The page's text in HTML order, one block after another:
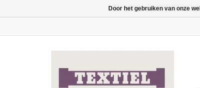
Door het gebruiken van onze